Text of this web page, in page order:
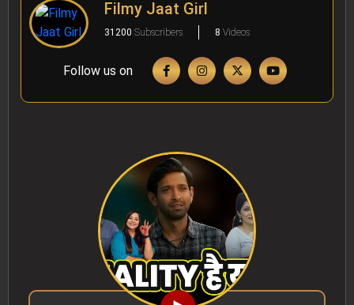
Filmy Jaat Girl
31200 Subscribers 8 Videos
Follow us on